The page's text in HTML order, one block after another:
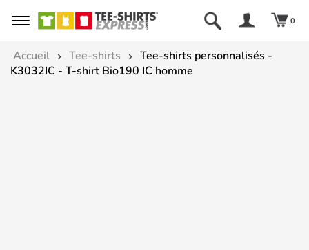
0
Accueil Tee-shirts
Tee-shirts personnalisés -
K3032IC - T-shirt Bio190 IC homme